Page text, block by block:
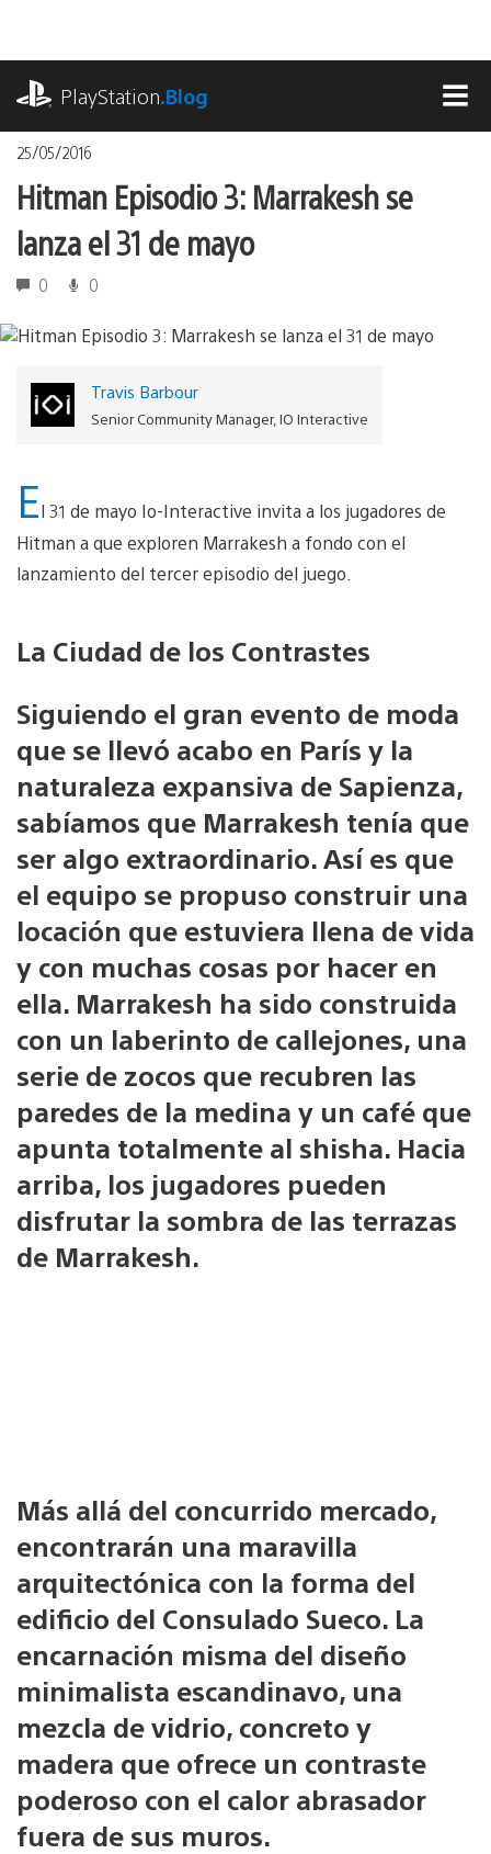
contenido
PlayStation.Blog
25/05/2016
Hitman Episodio 3: Marrakesh se
lanza el 31 de mayo
0 0
Travis Barbour
Senior Community Manager, IO Interactive
El 31 de mayo Io-Interactive invita a los jugadores de
Hitman a que exploren Marrakesh a fondo con el
lanzamiento del tercer episodio del juego.
La Ciudad de los Contrastes
Siguiendo el gran evento de moda
que se llevó acabo en París y la
naturaleza expansiva de Sapienza,
sabíamos que Marrakesh tenía que
ser algo extraordinario. Así es que
el equipo se propuso construir una
locación que estuviera llena de vida
y con muchas cosas por hacer en
ella. Marrakesh ha sido construida
con un laberinto de callejones, una
serie de zocos que recubren las
paredes de la medina y un café que
apunta totalmente al shisha. Hacia
arriba, los jugadores pueden
disfrutar la sombra de las terrazas
de Marrakesh.
Más allá del concurrido mercado,
encontrarán una maravilla
arquitectónica con la forma del
edificio del Consulado Sueco. La
encarnación misma del diseño
minimalista escandinavo, una
mezcla de vidrio, concreto y
madera que ofrece un contraste
poderoso con el calor abrasador
fuera de sus muros.